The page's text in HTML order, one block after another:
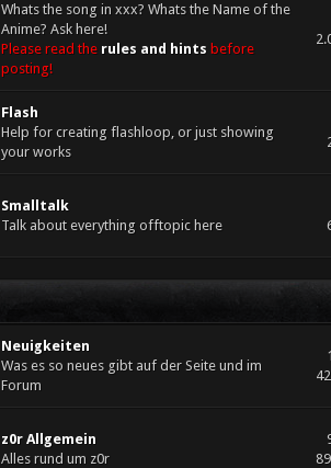
Whats the song in xxx? Whats the Name of the
Anime? Ask here!
Please read the rules and hints before
posting!
Flash
Help for creating flashloop, or just showing
your works
Smalltalk
Talk about everything offtopic here
Neuigkeiten
Was es so neues gibt auf der Seite und im
Forum
z0r Allgemein
Alles rund um z0r